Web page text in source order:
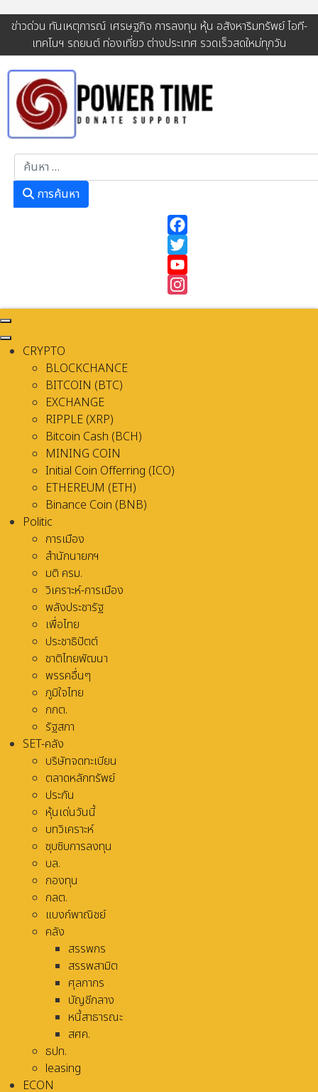
ข่าวด่วน ทันเหตุการณ์ เศรษฐกิจ การลงทุน หุ้น อสังหาริมทรัพย์ ไอที-
เทคโนฯ รถยนต์ ท่องเที่ยว ต่างประเทศ รวดเร็วสดใหม่ทุกวัน
การค้นหา
Instagram
CRYPTO
BLOCKCHANCE
BITCOIN (BTC)
EXCHANGE
RIPPLE (XRP)
Bitcoin Cash (BCH)
MINING COIN
Initial Coin Offerring (ICO)
ETHEREUM (ETH)
Binance Coin (BNB)
Politic
การเมือง
สำนักนายกฯ
มติ ครม.
วิเคราะห์-การเมือง
พลังประชารัฐ
เพื่อไทย
ประชาธิปัตต์
ชาติไทยพัฒนา
พรรคอื่นๆ
ภูมิใจไทย
กกต.
รัฐสภา
SET-คลัง
บริษัทจดทะเบียน
ตลาดหลักทรัพย์
ประกัน
หุ้นเด่นวันนี้
บทวิเคราะห์
ซุบซิบการลงทุน
บล.
กองทุน
กลต.
แบงก์พาณิชย์
คลัง
สรรพกร
สรรพสามิต
ศุลกากร
บัญชีกลาง
หนี้สาธารณะ
สศค.
ธปท.
leasing
ECON